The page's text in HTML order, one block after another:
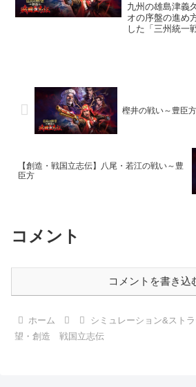
九州の雄島津義
オの序盤の進め
した「三州統一
樫井の戦い～豊臣方
【創造・戦国立志伝】八尾・若江の戦い～豊
臣方
コメント
コメントを書き込
ホーム シミュレーション&スト
望・創造 戦国立志伝